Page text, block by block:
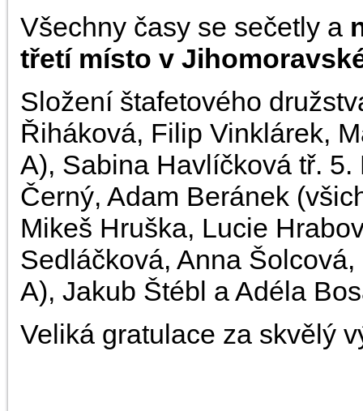
Všechny časy se sečetly a
třetí místo v
Složení štafetového
Řiháková, Filip Vinklárek,
A), Sabina Havlíčková tř.
Černý, Adam Beránek
Mikeš Hruška, Lucie
Sedláčková, Anna
A), Jakub Štébl a Adéla
Veliká gratulace za skvělý